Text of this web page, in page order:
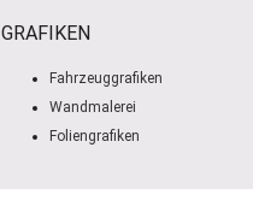
GRAFIKEN
Fahrzeuggrafiken
Wandmalerei
Foliengrafiken